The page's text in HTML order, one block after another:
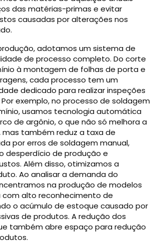
das matérias-primas e evitar
causadas por alterações nos
adotamos um sistema de
de processo completo. Do corte
à montagem de folhas de porta e
cada processo tem um
dedicado para realizar inspeções
exemplo, no processo de soldagem
usamos tecnologia automática
de argônio, o que não só melhora a
mas também reduz a taxa de
por erros de soldagem manual,
desperdício de produção e
Além disso, otimizamos a
Ao analisar a demanda do
na produção de modelos
com alto reconhecimento de
o acúmulo de estoque causado por
de produtos. A redução dos
também abre espaço para redução